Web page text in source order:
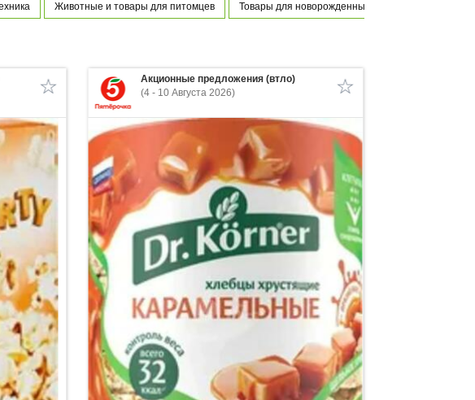
Животные и товары для питомцев Товары для новорожденных и маленьких детей
Акционные предложения (втло)
(4 - 10 Августа 2026)